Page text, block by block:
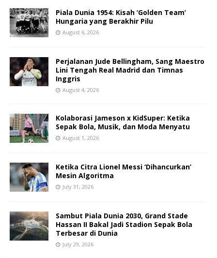
Piala Dunia 1954: Kisah ‘Golden Team’
Hungaria yang Berakhir Pilu
August 6, 2026
Perjalanan Jude Bellingham, Sang Maestro
Lini Tengah Real Madrid dan Timnas
Inggris
August 4, 2026
Kolaborasi Jameson x KidSuper: Ketika
Sepak Bola, Musik, dan Moda Menyatu
August 1, 2026
Ketika Citra Lionel Messi ‘Dihancurkan’
Mesin Algoritma
July 31, 2026
Sambut Piala Dunia 2030, Grand Stade
Hassan II Bakal Jadi Stadion Sepak Bola
Terbesar di Dunia
July 29, 2026